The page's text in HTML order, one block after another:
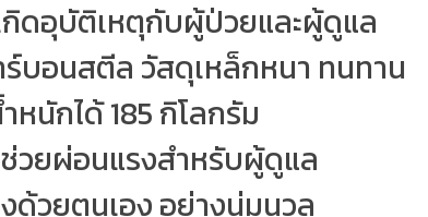
กิดอุบัติเหตุกับผู้ป่วยและผู้ดูแล
ร์บอนสตีล วัสดุเหล็กหนา ทนทาน
หนักได้ 185 กิโลกรัม
วยผ่อนแรงสำหรับผู้ดูแล
ด้วยตนเอง อย่างนุ่มนวล